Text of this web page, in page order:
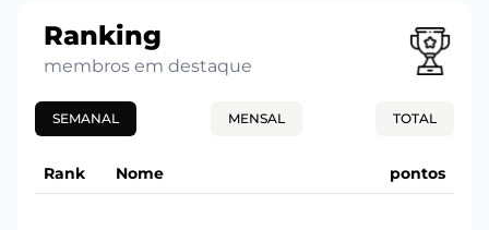
Ranking
membros em destaque
SEMANAL MENSAL TOTAL
Rank Nome pontos